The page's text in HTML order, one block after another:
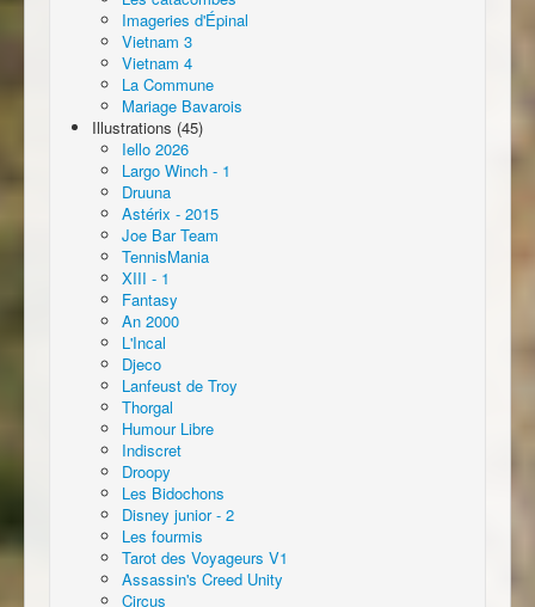
Imageries d'Épinal
Vietnam 3
Vietnam 4
La Commune
Mariage Bavarois
Illustrations (45)
Iello 2026
Largo Winch - 1
Druuna
Astérix - 2015
Joe Bar Team
TennisMania
XIII - 1
Fantasy
An 2000
L'Incal
Djeco
Lanfeust de Troy
Thorgal
Humour Libre
Indiscret
Droopy
Les Bidochons
Disney junior - 2
Les fourmis
Tarot des Voyageurs V1
Assassin's Creed Unity
Circus